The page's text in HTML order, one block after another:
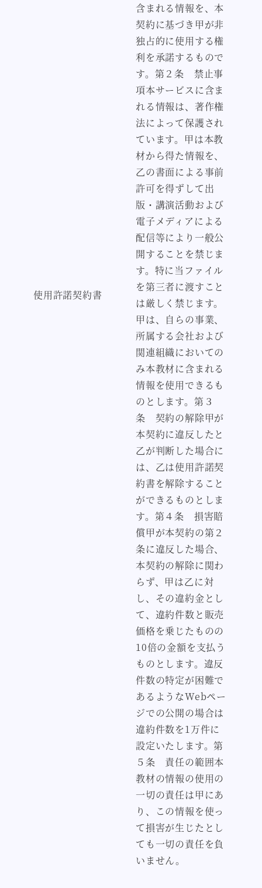
使用許諾契約書
含まれる情報を、本
契約に基づき甲が非
独占的に使用する権
利を承諾するもので
す。第２条 禁止事
項本サービスに含ま
れる情報は、著作権
法によって保護され
ています。甲は本教
材から得た情報を、
乙の書面による事前
許可を得ずして出
版・講演活動および
電子メディアによる
配信等により一般公
開することを禁じま
す。特に当ファイル
を第三者に渡すこと
は厳しく禁じます。
甲は、自らの事業、
所属する会社および
関連組織においての
み本教材に含まれる
情報を使用できるも
のとします。第３
条 契約の解除甲が
本契約に違反したと
乙が判断した場合に
は、乙は使用許諾契
約書を解除すること
ができるものとしま
す。第４条 損害賠
償甲が本契約の第２
条に違反した場合、
本契約の解除に関わ
らず、甲は乙に対
し、その違約金とし
て、違約件数と販売
価格を乗じたものの
10倍の金額を支払う
ものとします。違反
件数の特定が困難で
あるようなWebペー
ジでの公開の場合は
違約件数を1万件に
設定いたします。第
５条 責任の範囲本
教材の情報の使用の
一切の責任は甲にあ
り、この情報を使っ
て損害が生じたとし
ても一切の責任を負
いません。